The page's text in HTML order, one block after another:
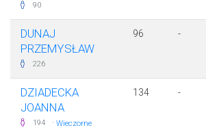
90
DUNAJ
PRZEMYSŁAW
226
96 -
DZIADECKA
JOANNA
194 · Wieczorne
134 -